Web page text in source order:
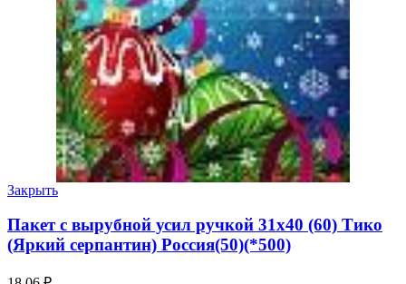
Закрыть
Пакет с вырубной усил ручкой 31х40 (60) Тико
(Яркий серпантин) Россия(50)(*500)